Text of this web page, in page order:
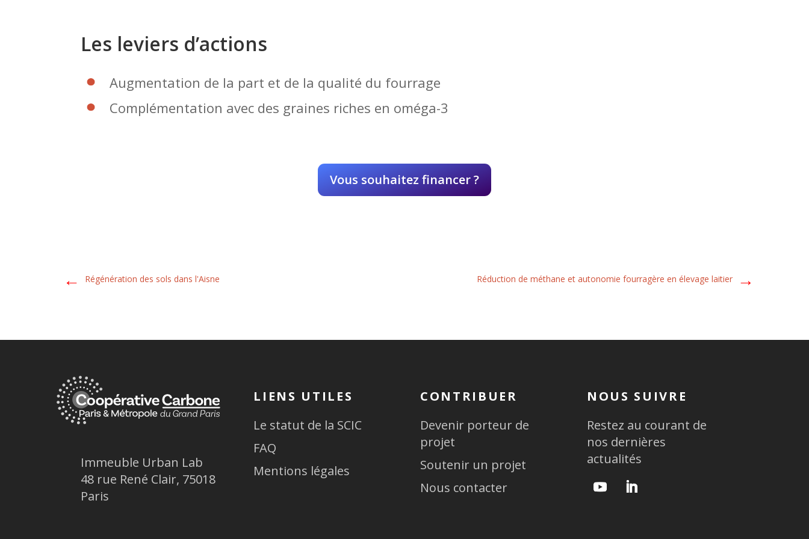
Les leviers d’actions
Augmentation de la part et de la qualité du fourrage
Complémentation avec des graines riches en oméga-3
Vous souhaitez financer ?
← Régénération des sols dans l'Aisne Réduction de méthane et autonomie fourragère en élevage laitier →
Immeuble Urban Lab
48 rue René Clair, 75018
Paris
LIENS UTILES
Le statut de la SCIC
FAQ
Mentions légales
CONTRIBUER
Devenir porteur de
projet
Soutenir un projet
Nous contacter
NOUS SUIVRE
Restez au courant de
nos dernières
actualités